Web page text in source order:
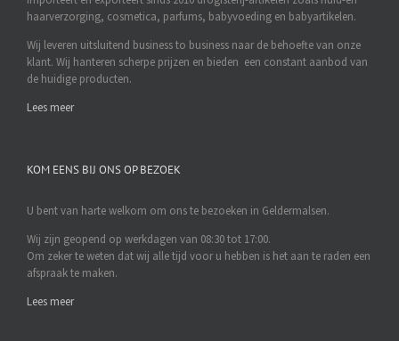
haarverzorging, cosmetica, parfums, babyvoeding en babyartikelen.
Wij leveren uitsluitend business to business naar de behoefte van onze
klant. Wij hanteren scherpe prijzen en bieden een constant aanbod van
de huidige producten.
Lees meer
KOM EENS BIJ ONS OP BEZOEK
U bent van harte welkom om ons te bezoeken in Geldermalsen.
Wij zijn geopend op werkdagen van 08:30 tot 17:00.
Om zeker te weten dat wij alle tijd voor u hebben is het aan te raden een
afspraak te maken.
Lees meer